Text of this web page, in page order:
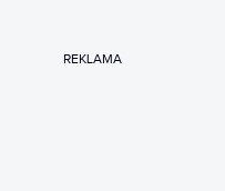
REKLAMA